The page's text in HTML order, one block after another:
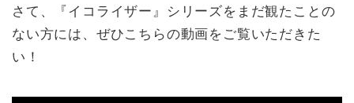
さて、『イコライザー』シリーズをまだ観たことの
ない方には、ぜひこちらの動画をご覧いただきた
い！